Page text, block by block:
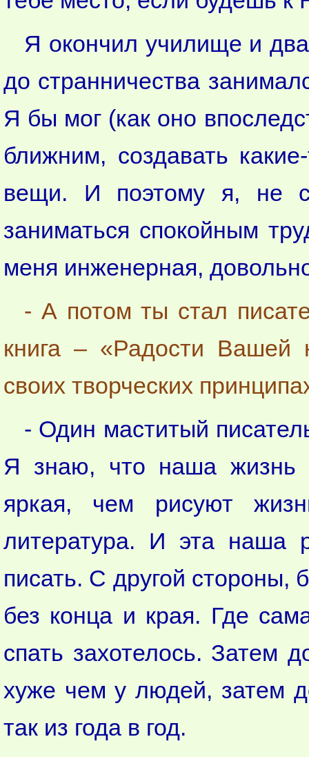
Я окончил училище и
до странничества
Я бы мог (как оно
ближним, создавать
вещи. И поэтому я, не
заниматься спокойным
меня инженерная,
- А потом ты стал
книга – «Радости Вашей
своих творческих
- Один маститый
Я знаю, что наша жизнь
яркая, чем рисуют
литература. И эта наша
писать. С другой стороны,
без конца и края. Где
спать захотелось. Затем
хуже чем у людей, затем
так из года в год.